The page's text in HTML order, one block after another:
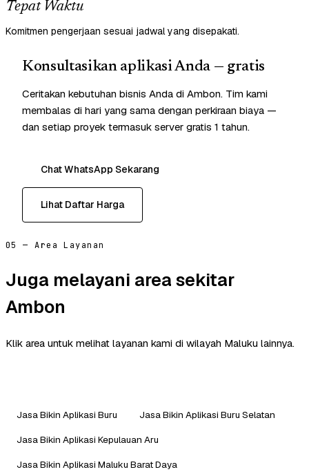
Tepat Waktu
Komitmen pengerjaan sesuai jadwal yang disepakati.
Konsultasikan aplikasi Anda — gratis
Ceritakan kebutuhan bisnis Anda di Ambon. Tim kami
membalas di hari yang sama dengan perkiraan biaya —
dan setiap proyek termasuk server gratis 1 tahun.
Chat WhatsApp Sekarang
Lihat Daftar Harga
05 — Area Layanan
Juga melayani area sekitar
Ambon
Klik area untuk melihat layanan kami di wilayah Maluku lainnya.
Jasa Bikin Aplikasi Buru
Jasa Bikin Aplikasi Buru Selatan
Jasa Bikin Aplikasi Kepulauan Aru
Jasa Bikin Aplikasi Maluku Barat Daya